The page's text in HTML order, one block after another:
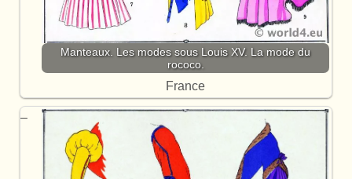
Manteaux. Les modes sous Louis XV. La mode du
rococo.
France